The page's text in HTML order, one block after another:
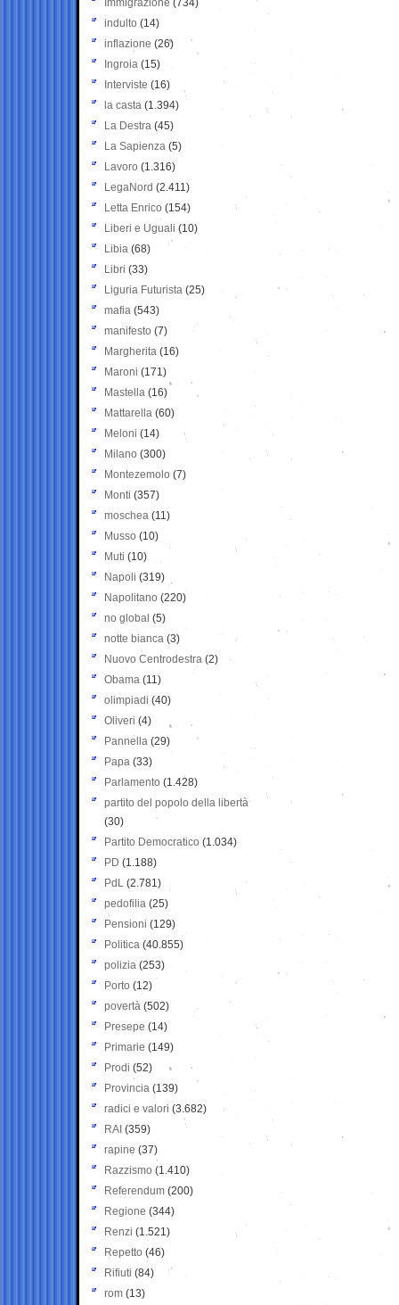
Immigrazione (734)
indulto (14)
inflazione (26)
Ingroia (15)
Interviste (16)
la casta (1.394)
La Destra (45)
La Sapienza (5)
Lavoro (1.316)
LegaNord (2.411)
Letta Enrico (154)
Liberi e Uguali (10)
Libia (68)
Libri (33)
Liguria Futurista (25)
mafia (543)
manifesto (7)
Margherita (16)
Maroni (171)
Mastella (16)
Mattarella (60)
Meloni (14)
Milano (300)
Montezemolo (7)
Monti (357)
moschea (11)
Musso (10)
Muti (10)
Napoli (319)
Napolitano (220)
no global (5)
notte bianca (3)
Nuovo Centrodestra (2)
Obama (11)
olimpiadi (40)
Oliveri (4)
Pannella (29)
Papa (33)
Parlamento (1.428)
partito del popolo della libertà
(30)
Partito Democratico (1.034)
PD (1.188)
PdL (2.781)
pedofilia (25)
Pensioni (129)
Politica (40.855)
polizia (253)
Porto (12)
povertà (502)
Presepe (14)
Primarie (149)
Prodi (52)
Provincia (139)
radici e valori (3.682)
RAI (359)
rapine (37)
Razzismo (1.410)
Referendum (200)
Regione (344)
Renzi (1.521)
Repetto (46)
Rifiuti (84)
rom (13)